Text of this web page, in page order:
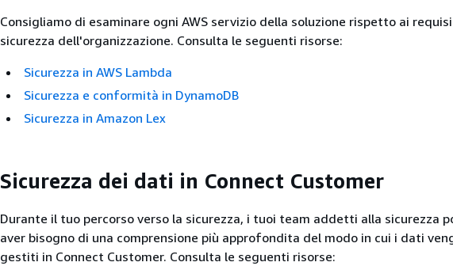
Consigliamo di esaminare ogni AWS servizio della soluzione rispetto ai
sicurezza dell'organizzazione. Consulta le seguenti risorse:
Sicurezza in AWS Lambda
Sicurezza e conformità in DynamoDB
Sicurezza in Amazon Lex
Sicurezza dei dati in Connect Customer
Durante il tuo percorso verso la sicurezza, i tuoi team addetti alla sicurezza
aver bisogno di una comprensione più approfondita del modo in cui i dati
gestiti in Connect Customer. Consulta le seguenti risorse: